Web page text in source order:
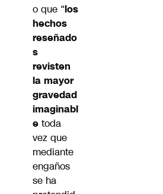
o que “los
hechos
reseñado
s
revisten
la mayor
gravedad
imaginabl
e toda
vez que
mediante
engaños
se ha